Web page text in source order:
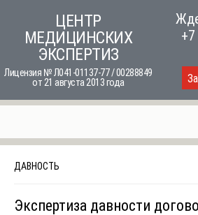
content
ЦЕНТР
МЕДИЦИНСКИХ
ЭКСПЕРТИЗ
Лицензия № Л041-01137-77 / 00288849
от 21 августа 2013 года
ДАВНОСТЬ
Экспертиза давности